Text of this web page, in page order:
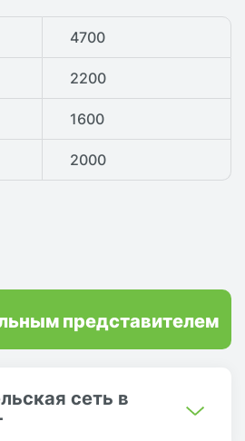
4700
2200
1600
2000
сеть в
представителем